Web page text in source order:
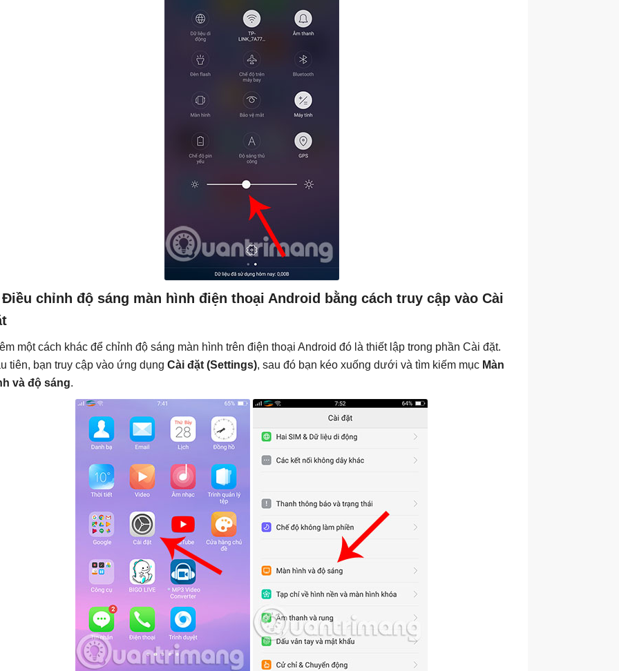
Điều chỉnh độ sáng màn hình điện thoại Android bằng cách truy cập vào Cài
một cách khác để chỉnh độ sáng màn hình trên điện thoại Android đó là thiết lập trong phần Cài đặt.
tiên, bạn truy cập vào ứng dụng Cài đặt (Settings), sau đó bạn kéo xuống dưới và tìm kiếm mục Màn
và độ sáng.